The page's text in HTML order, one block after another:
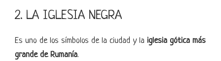
2. LA IGLESIA NEGRA
Es uno de los símbolos de la ciudad y la iglesia gótica más
grande de Rumanía.